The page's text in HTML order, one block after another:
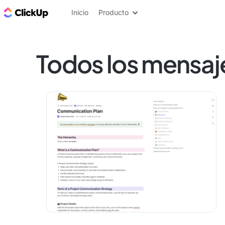
ClickUp Blog
Inicio Producto
Todos los